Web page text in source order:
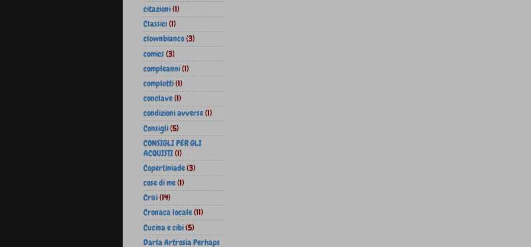
citazioni(1)
Classici(1)
clownbianco(3)
comics(3)
compleanni(1)
complotti(1)
conclave(1)
condizioni avverse(1)
Consigli(5)
CONSIGLI PER GLI
ACQUISTI(1)
Copertiniade(3)
cose di me(1)
Crisi(14)
Cronaca locale(11)
Cucina e cibi(5)
Darla Artrosia Perhaps